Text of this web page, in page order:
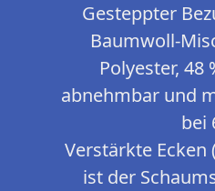
Gesteppter
Baumwoll-
Polyester, 48
abnehmbar und
bei
Verstärkte
ist der